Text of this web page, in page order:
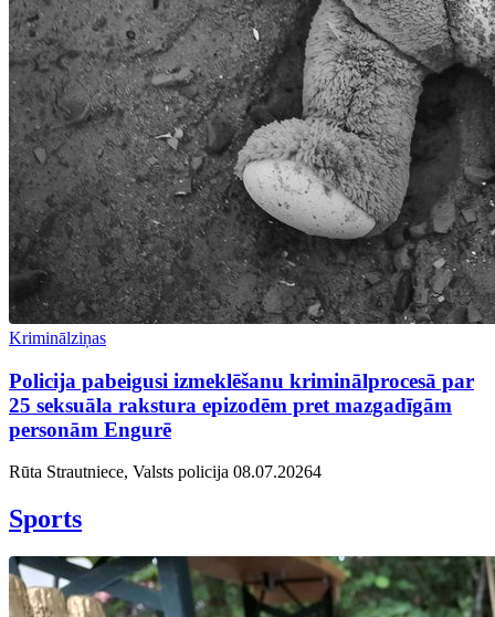
Kriminālziņas
Policija pabeigusi izmeklēšanu kriminālprocesā par
25 seksuāla rakstura epizodēm pret mazgadīgām
personām Engurē
Rūta Strautniece, Valsts policija 08.07.20264
Sports